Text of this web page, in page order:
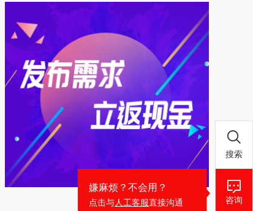
搜索
嫌麻烦？不会用？
点击与人工客服直接沟通 咨询